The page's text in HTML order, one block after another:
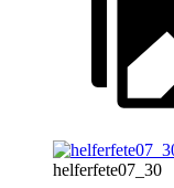
helferfete07_30